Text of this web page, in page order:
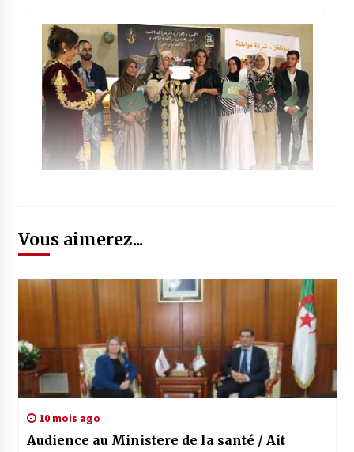
Vous aimerez...
10 mois ago
Audience au Ministere de la santé / Ait